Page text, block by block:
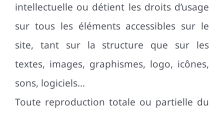
intellectuelle ou détient les droits d’usage
sur tous les éléments accessibles sur le
site, tant sur la structure que sur les
textes, images, graphismes, logo, icônes,
sons, logiciels…
Toute reproduction totale ou partielle du